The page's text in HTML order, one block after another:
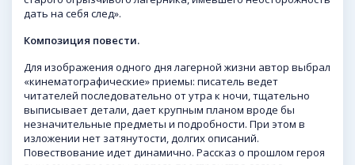
дать на себя след».
Композиция повести.
Для изображения одного дня лагерной жизни автор выбрал
«кинематографические» приемы: писатель ведет
читателей последовательно от утра к ночи, тщательно
выписывает детали, дает крупным планом вроде бы
незначительные предметы и подробности. При этом в
изложении нет затянутости, долгих описаний.
Повествование идет динамично. Рассказ о прошлом героя